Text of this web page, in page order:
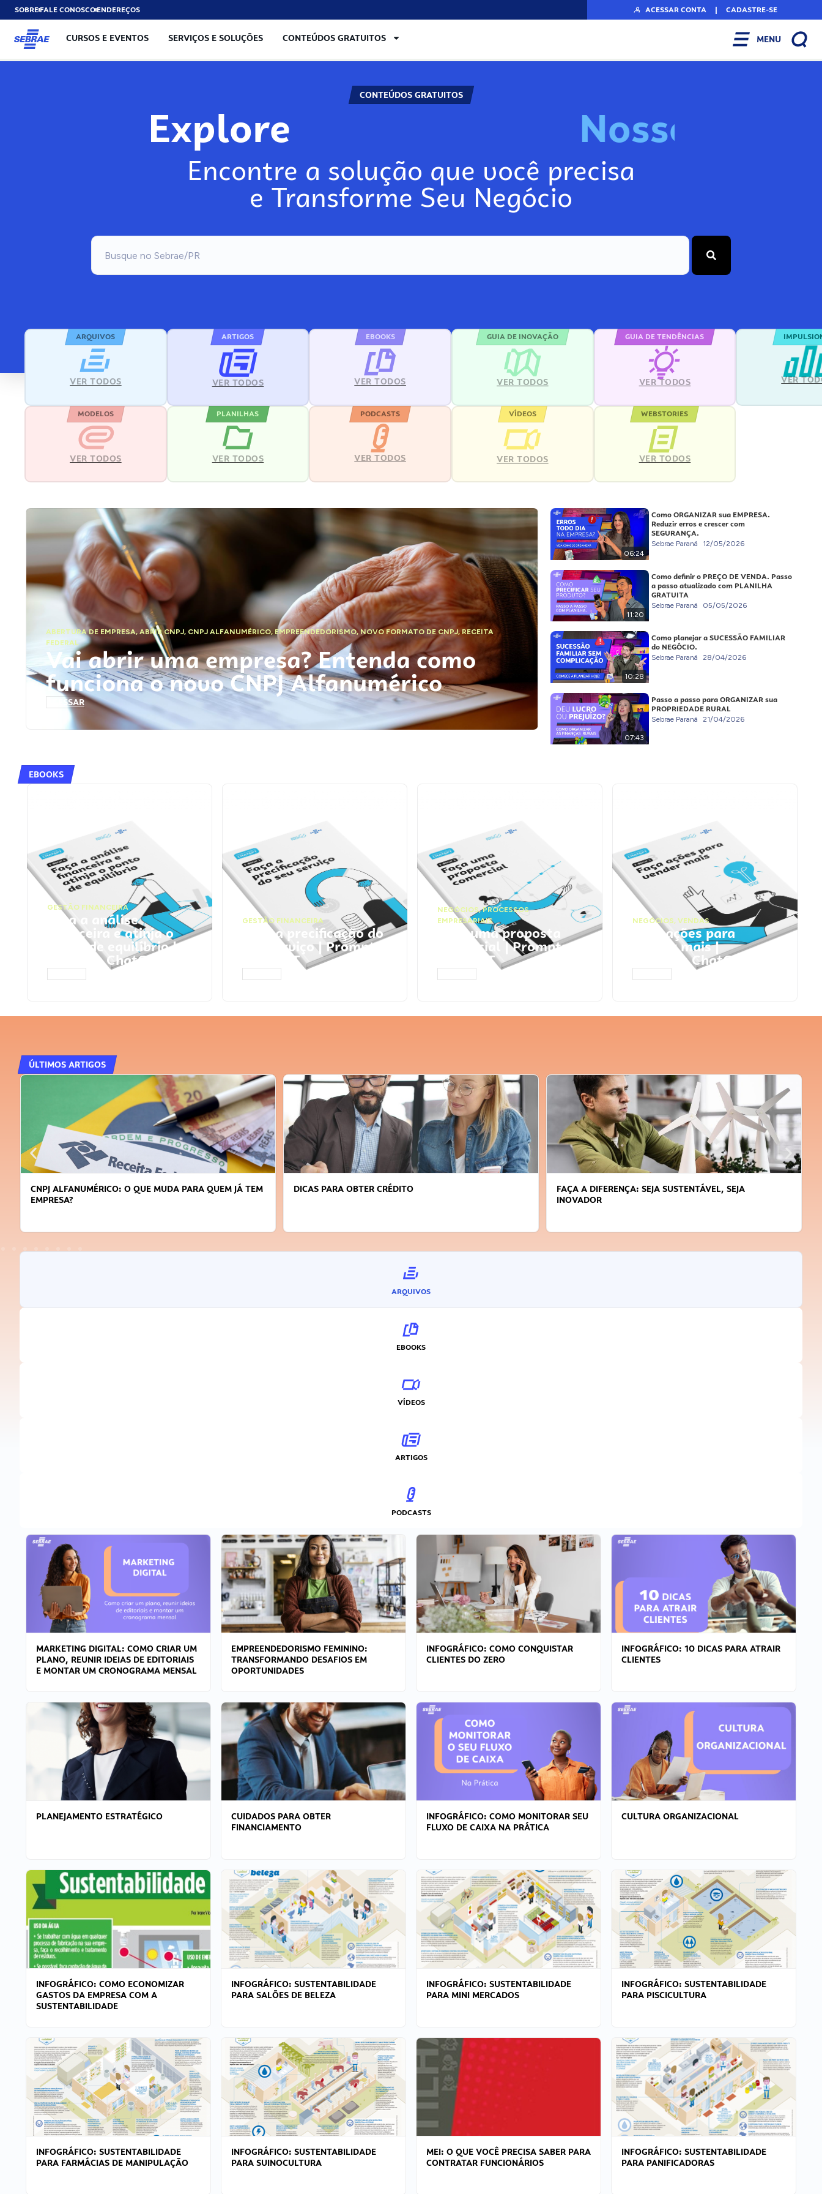
SOBREFALE CONOSCOENDEREÇOS ACESSAR CONTA | CADASTRE-SE
CURSOS E EVENTOS SERVIÇOS E SOLUÇÕES CONTEÚDOS GRATUITOS MENU
CONTEÚDOS GRATUITOS
Explore Nosso
Encontre a solução que você precisa
e Transforme Seu Negócio
ARQUIVOS
VER TODOS
ARTIGOS
VER TODOS
EBOOKS
VER TODOS
GUIA DE INOVAÇÃO
VER TODOS
GUIA DE TENDÊNCIAS
VER TODOS VER
MODELOS
VER TODOS
PLANILHAS
VER TODOS
PODCASTS
VER TODOS
VÍDEOS
VER TODOS
WEBSTORIES
VER TODOS
ABERTURA DE EMPRESA,ABRIR CNPJ, CNPJ ALFANUMÉRICO, EMPREENDEDORISMO,NOVO FORMATO DE CNPJ,RECEITA
FEDERAL
Vai abrir uma empresa? Entenda como
funciona o novo CNPJ Alfanumérico
ACESSAR
06:24
Como ORGANIZAR sua EMPRESA.
Reduzir erros e crescer com
SEGURANÇA.
Sebrae Paraná 12/05/2026
11:20
Como definir o PREÇO DE VENDA. Passo
a passo atualizado com PLANILHA
GRATUITA
Sebrae Paraná 05/05/2026
10:28
Como planejar a SUCESSÃO FAMILIAR
do NEGÓCIO.
Sebrae Paraná 28/04/2026
07:43
Passo a passo para ORGANIZAR sua
PROPRIEDADE RURAL
Sebrae Paraná 21/04/2026
EBOOKS
GESTÃO FINANCEIRA
Faça a análise
financeira e atinja o
ponto de equilíbrio |
Prompts ChatGPT
GESTÃO FINANCEIRA
Faça a precificação do
seu serviço | Prompts
ChatGPT
NEGÓCIOS,PROCESSOS
EMPRESARIAIS
Faça uma proposta
comercial | Prompts
ChatGPT
NEGÓCIOS, VENDAS
Faça ações para
vender mais |
Prompts ChatGPT
ÚLTIMOS ARTIGOS
CNPJ ALFANUMÉRICO: O QUE MUDA PARA QUEM JÁ TEM
EMPRESA?
DICAS PARA OBTER CRÉDITO
FAÇA A DIFERENÇA: SEJA SUSTENTÁVEL, SEJA
INOVADOR
ARQUIVOS
EBOOKS
VÍDEOS
ARTIGOS
PODCASTS
MARKETING DIGITAL: COMO CRIAR UM
PLANO, REUNIR IDEIAS DE EDITORIAIS
E MONTAR UM CRONOGRAMA MENSAL
EMPREENDEDORISMO FEMININO:
TRANSFORMANDO DESAFIOS EM
OPORTUNIDADES
INFOGRÁFICO: COMO CONQUISTAR
CLIENTES DO ZERO
INFOGRÁFICO: 10 DICAS PARA ATRAIR
CLIENTES
PLANEJAMENTO ESTRATÉGICO
CUIDADOS PARA OBTER
FINANCIAMENTO
INFOGRÁFICO: COMO MONITORAR SEU
FLUXO DE CAIXA NA PRÁTICA
CULTURA ORGANIZACIONAL
INFOGRÁFICO: COMO ECONOMIZAR
GASTOS DA EMPRESA COM A
SUSTENTABILIDADE
INFOGRÁFICO: SUSTENTABILIDADE
PARA SALÕES DE BELEZA
INFOGRÁFICO: SUSTENTABILIDADE
PARA MINI MERCADOS
INFOGRÁFICO: SUSTENTABILIDADE
PARA PISCICULTURA
INFOGRÁFICO: SUSTENTABILIDADE
PARA FARMÁCIAS DE MANIPULAÇÃO
INFOGRÁFICO: SUSTENTABILIDADE
PARA SUINOCULTURA
MEI: O QUE VOCÊ PRECISA SABER PARA
CONTRATAR FUNCIONÁRIOS
INFOGRÁFICO: SUSTENTABILIDADE
PARA PANIFICADORAS